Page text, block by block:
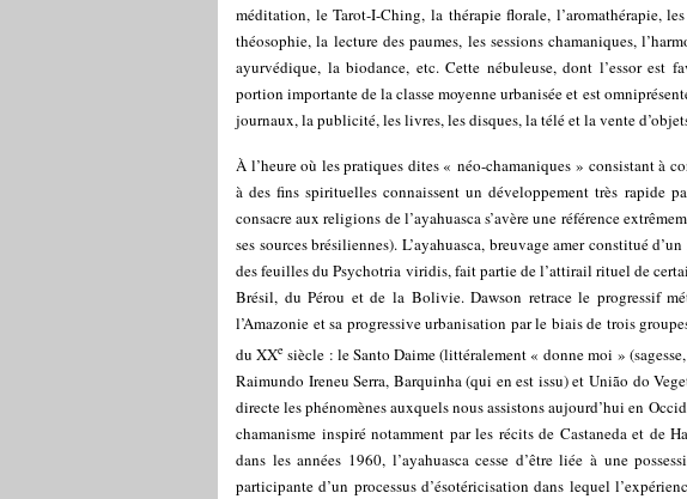
méditation, le Tarot-I-Ching, la thérapie florale, l’aromathérapie,
théosophie, la lecture des paumes, les sessions chamaniques,
ayurvédique, la biodance, etc. Cette nébuleuse, dont l’essor est
portion importante de la classe moyenne urbanisée et est
journaux, la publicité, les livres, les disques, la télé et la vente
À l’heure où les pratiques dites « néo-chamaniques » consistant à
à des fins spirituelles connaissent un développement très rapide
consacre aux religions de l’ayahuasca s’avère une référence
ses sources brésiliennes). L’ayahuasca, breuvage amer constitué
des feuilles du Psychotria viridis, fait partie de l’attirail rituel de
Brésil, du Pérou et de la Bolivie. Dawson retrace le progressif
l’Amazonie et sa progressive urbanisation par le biais de trois
du XXe siècle : le Santo Daime (littéralement « donne moi »
Raimundo Ireneu Serra, Barquinha (qui en est issu) et União do
directe les phénomènes auxquels nous assistons aujourd’hui en
chamanisme inspiré notamment par les récits de Castaneda et de
dans les années 1960, l’ayahuasca cesse d’être liée à une
participante d’un processus d’ésotéricisation dans lequel